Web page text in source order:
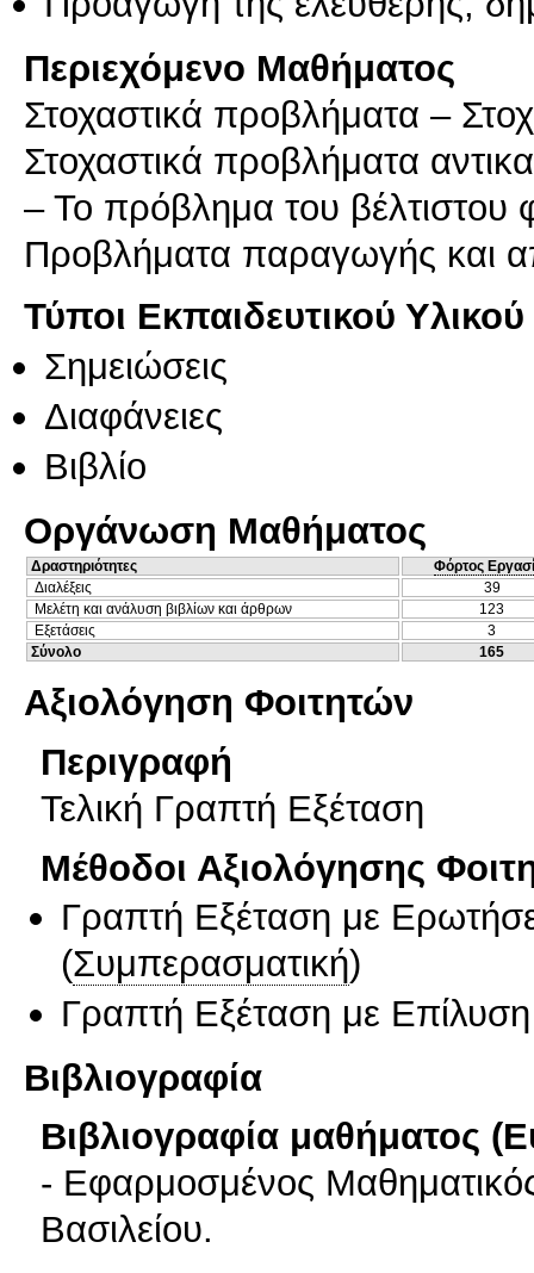
Περιεχόμενο Μαθήματος
Στοχαστικά προβλήματα –
Στοχαστικά προβλήματα
– Το πρόβλημα του
Προβλήματα παραγωγής και
Τύποι Εκπαιδευτικού Υλικού
Σημειώσεις
Διαφάνειες
Βιβλίο
Οργάνωση Μαθήματος
Δραστηριότητες
Φόρτος
Διαλέξεις
39
Μελέτη και ανάλυση βιβλίων και άρθρων
123
Εξετάσεις
3
Σύνολο
165
Αξιολόγηση Φοιτητών
Περιγραφή
Τελική Γραπτή Εξέταση
Μέθοδοι Αξιολόγησης
Γραπτή Εξέταση με
(Συμπερασματική)
Γραπτή Εξέταση με
Βιβλιογραφία
Βιβλιογραφία μαθήματος
- Εφαρμοσμένος
Βασιλείου.